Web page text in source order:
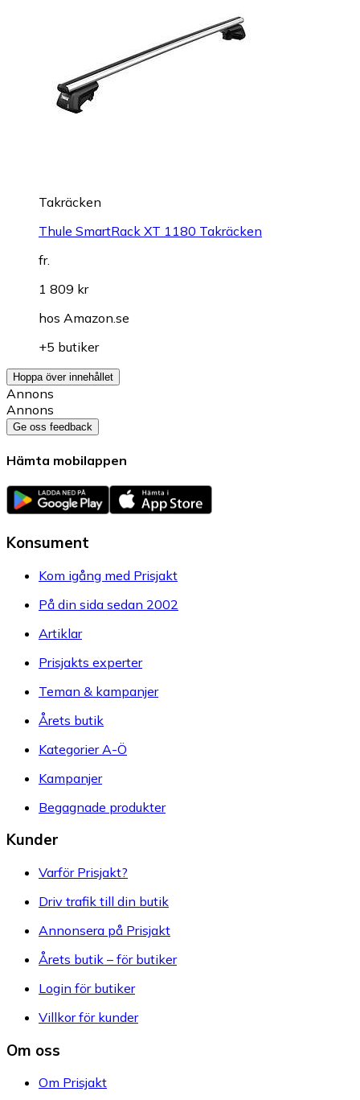
Takräcken
Thule SmartRack XT 1180 Takräcken
fr.
1 809 kr
hos Amazon.se
+5 butiker
Hoppa över innehållet
Annons
Annons
Ge oss feedback
Hämta mobilappen
Konsument
Kom igång med Prisjakt
På din sida sedan 2002
Artiklar
Prisjakts experter
Teman & kampanjer
Årets butik
Kategorier A-Ö
Kampanjer
Begagnade produkter
Kunder
Varför Prisjakt?
Driv trafik till din butik
Annonsera på Prisjakt
Årets butik – för butiker
Login för butiker
Villkor för kunder
Om oss
Om Prisjakt